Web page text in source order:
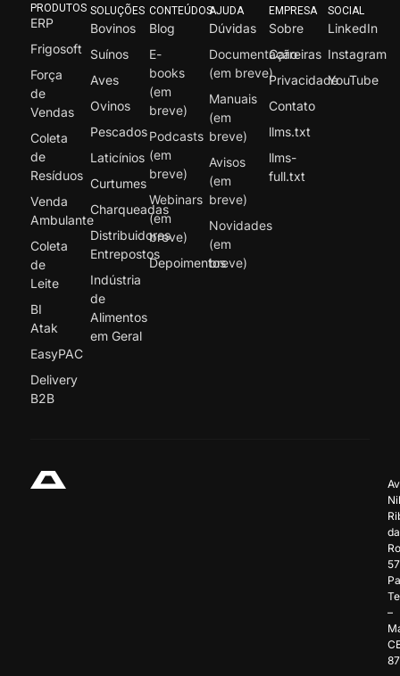
PRODUTOS
ERP
Frigosoft
Força
de
Vendas
Coleta
de
Resíduos
Venda
Ambulante
Coleta
de
Leite
BI
Atak
EasyPAC
Delivery
B2B
SOLUÇÕES
Bovinos
Suínos
Aves
Ovinos
Pescados
Laticínios
Curtumes
Charqueadas
Distribuidores
Entrepostos
Indústria
de
Alimentos
em Geral
CONTEÚDOS
Blog
E-
books
(em
breve)
Podcasts
(em
breve)
Webinars
(em
breve)
Depoimentos
AJUDA
Dúvidas
Documentação
(em breve)
Manuais
(em
breve)
Avisos
(em
breve)
Novidades
(em
breve)
EMPRESA
Sobre
Carreiras
Privacidade
Contato
llms.txt
llms-
full.txt
SOCIAL
LinkedIn
Instagram
YouTube
da
–